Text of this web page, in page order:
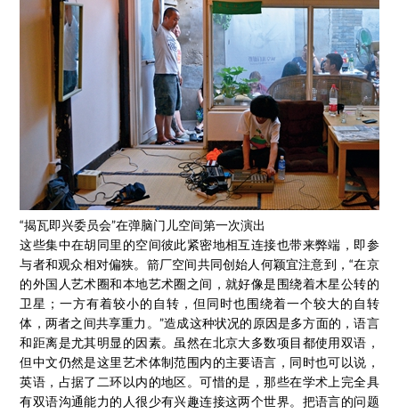
“揭瓦即兴委员会”在弹脑门儿空间第一次演出
这些集中在胡同里的空间彼此紧密地相互连接也带来弊端，即参
与者和观众相对偏狭。箭厂空间共同创始人何颖宜注意到，“在京
的外国人艺术圈和本地艺术圈之间，就好像是围绕着木星公转的
卫星；一方有着较小的自转，但同时也围绕着一个较大的自转
体，两者之间共享重力。”造成这种状况的原因是多方面的，语言
和距离是尤其明显的因素。虽然在北京大多数项目都使用双语，
但中文仍然是这里艺术体制范围内的主要语言，同时也可以说，
英语，占据了二环以内的地区。可惜的是，那些在学术上完全具
有双语沟通能力的人很少有兴趣连接这两个世界。把语言的问题